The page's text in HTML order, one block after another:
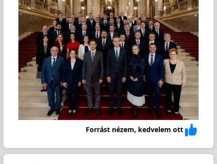
Forrást nézem, kedvelem ott